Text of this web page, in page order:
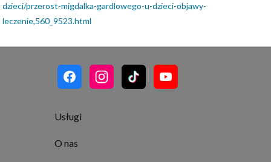
dzieci/przerost-migdalka-gardlowego-u-dzieci-objawy-
leczenie,560_9523.html
Usługi
O nas